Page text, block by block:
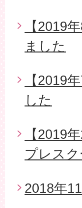
【2019
ました
【2019
した
【2019
プレス
2018年